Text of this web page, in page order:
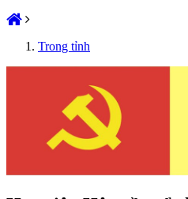
Trong tỉnh